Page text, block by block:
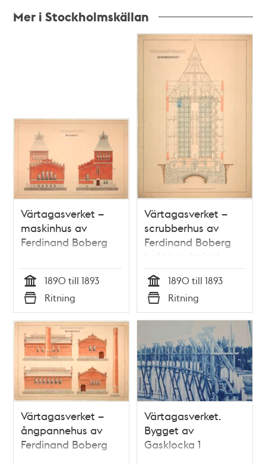
Mer i Stockholmskällan
Värtagasverket –
maskinhus av
Ferdinand Boberg
Tid
1890 till 1893
Typ
Ritning
Värtagasverket –
scrubberhus av
Ferdinand Boberg
(sektionsritning)
Tid
1890 till 1893
Typ
Ritning
Värtagasverket –
ångpannehus av
Ferdinand Boberg
Värtagasverket.
Bygget av
Gasklocka 1